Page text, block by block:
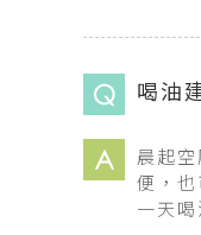
喝油
晨起
便，也
一天